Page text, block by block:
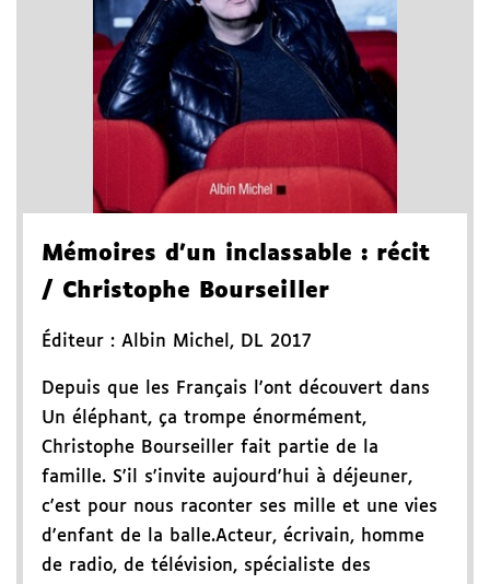
Mémoires d'un inclassable : récit
/ Christophe Bourseiller
Éditeur : Albin Michel , DL 2017
Depuis que les Français l'ont découvert dans
Un éléphant, ça trompe énormément,
Christophe Bourseiller fait partie de la
famille. S'il s'invite aujourd'hui à déjeuner,
c'est pour nous raconter ses mille et une vies
d'enfant de la balle.Acteur, écrivain, homme
de radio, de télévision, spécialiste des